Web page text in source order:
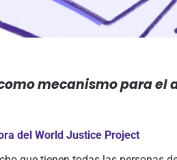
mecanismo para el
del World Justice Project